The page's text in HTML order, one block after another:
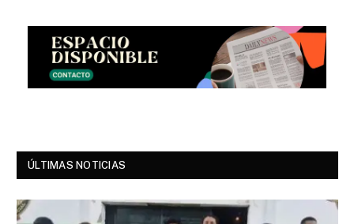
ÚLTIMAS NOTICIAS